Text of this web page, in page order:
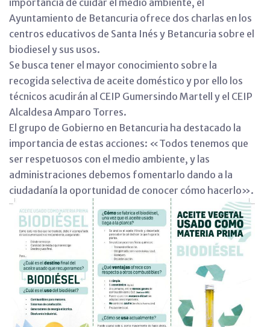
Ayuntamiento de Betancuria ofrece dos charlas en los
centros educativos de Santa Inés y Betancuria sobre el
biodiesel y sus usos.
Se busca tener el mayor conocimiento sobre la
recogida selectiva de aceite doméstico y por ello los
técnicos acudirán al CEIP Gumersindo Martell y el CEIP
Alcaldesa Amparo Torres.
El grupo de Gobierno en Betancuria ha destacado la
importancia de estas acciones: «Todos tenemos que
ser respetuosos con el medio ambiente, y las
administraciones debemos fomentarlo dando a la
ciudadanía la oportunidad de conocer cómo hacerlo».